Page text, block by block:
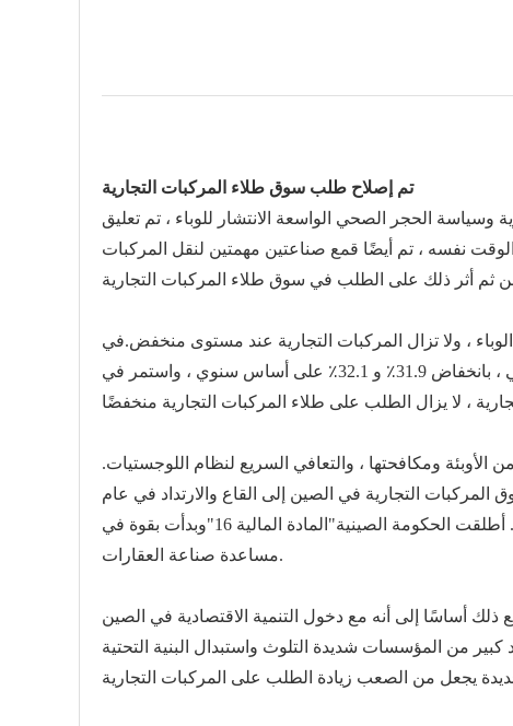
تم إصلاح طلب سوق طلاء المركبات التجارية
الحجر الصحي الواسعة الانتشار للوباء ، تم تعليق
نفسه ، تم أيضًا قمع صناعتين مهمتين لنقل المركبات
في
الفترة من يناير إلى نوفمبر 2022 ، بلغ إنتاج ومبيعات المركبات التجارية في الصين 2.927 مليون و 3.01 مليون ، على التوالي ، بانخفاض 31.9٪ و 32.1٪ على أساس سنوي ، واستمر في
، سيتم استعادة طلب السوق على طلاء المركبات التجارية. الأسباب الرئيسية هي: 1. الوقاية من الأوبئة ومكافحتها ، والتعافي السريع لنظام اللوجستيات.
التجارية في الصين إلى القاع والارتداد في عام
3. أطلقت الحكومة الصينية"المادة المالية 16"وبدأت بقوة في
مساعدة صناعة العقارات.
أساسًا إلى أنه مع دخول التنمية الاقتصادية في الصين
من المؤسسات شديدة التلوث واستبدال البنية التحتية